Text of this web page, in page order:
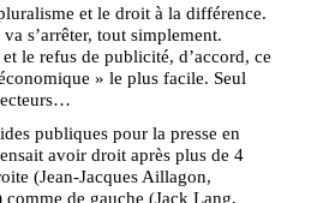
et le droit à la différence.
s’arrêter, tout simplement.
le refus de publicité, d’accord, ce
» le plus facile. Seul
publiques pour la presse en
avoir droit après plus de 4
(Jean-Jacques Aillagon,
de gauche (Jack Lang,